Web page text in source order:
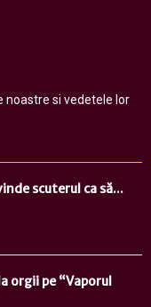
noastre si vedetele lor
scuterul ca să...
orgii pe “Vaporul